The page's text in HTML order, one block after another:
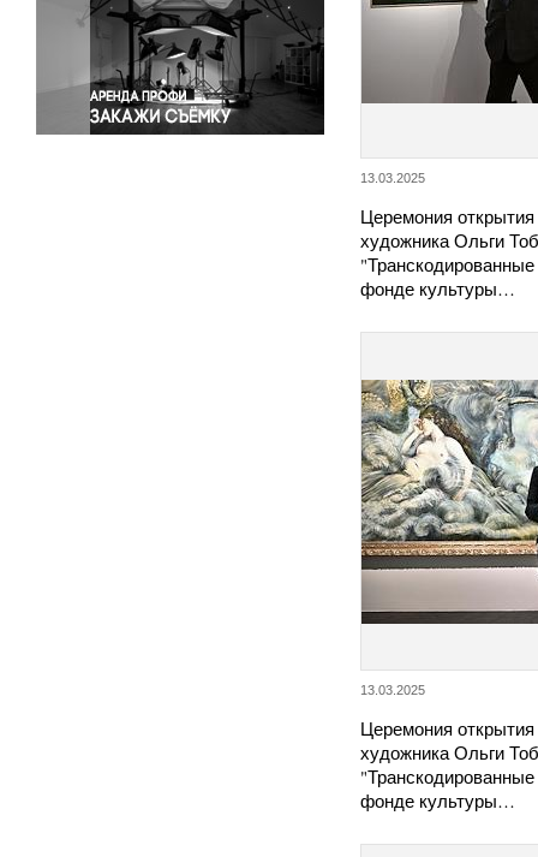
Спорт
Экология
Экономика и бизнес
13.03.2025
Церемония
художника Ольги
фонде культуры…
13.03.2025
Церемония
художника Ольги
фонде культуры…